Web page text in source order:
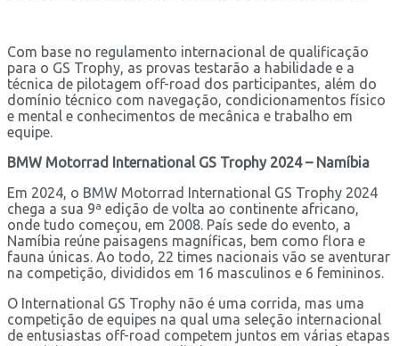
Com base no regulamento internacional de qualificação
para o GS Trophy, as provas testarão a habilidade e a
técnica de pilotagem off-road dos participantes, além do
domínio técnico com navegação, condicionamentos físico
e mental e conhecimentos de mecânica e trabalho em
equipe.
BMW Motorrad International GS Trophy 2024 – Namíbia
Em 2024, o BMW Motorrad International GS Trophy 2024
chega a sua 9ª edição de volta ao continente africano,
onde tudo começou, em 2008. País sede do evento, a
Namíbia reúne paisagens magníficas, bem como flora e
fauna únicas. Ao todo, 22 times nacionais vão se aventurar
na competição, divididos em 16 masculinos e 6 femininos.
O International GS Trophy não é uma corrida, mas uma
competição de equipes na qual uma seleção internacional
de entusiastas off-road competem juntos em várias etapas